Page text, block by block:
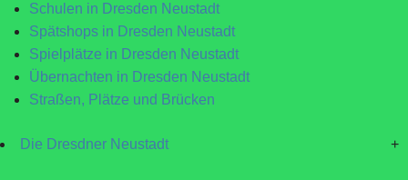
Schulen in Dresden Neustadt
Spätshops in Dresden Neustadt
Spielplätze in Dresden Neustadt
Übernachten in Dresden Neustadt
Straßen, Plätze und Brücken
Die Dresdner Neustadt +